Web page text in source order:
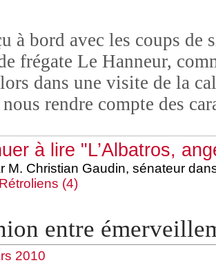
à bord avec les coups
frégate Le Hanneur,
dans une visite de la
rendre compte des
à lire "L’Albatros,
M. Christian Gaudin, sénateur
Rétroliens (4)
entre
2010